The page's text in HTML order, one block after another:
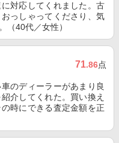
対応してくれました。古
っしゃってくださり、気
（40代／女性）
71.86点
のディーラーがあまり良
介してくれた。買い換え
時にできる査定金額を正